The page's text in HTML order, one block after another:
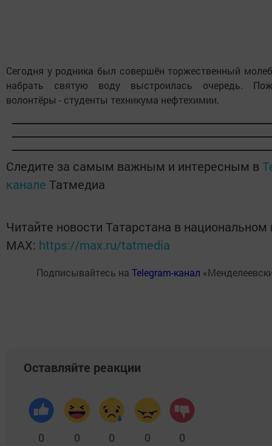
Сегодня у родника был совершён торжественный
набрать святую воду выстроилась очередь.
волонтёры - студенты техникума нефтехимии.
Следите за самым важным и интересным в
канале Татмедиа
Читайте новости Татарстана в
MАХ: https://max.ru/tatmedia
Подписывайтесь на Telegram-канал
Оставляйте реакции
0 0 0 0 0